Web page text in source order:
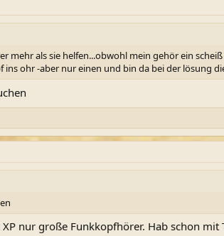
mehr als sie helfen...obwohl mein gehör ein
ins ohr -aber nur einen und bin da bei der lösung
nur große Funkkopfhörer. Hab schon